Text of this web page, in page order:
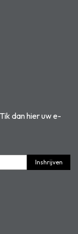
dan hier uw e-
Inshrijven